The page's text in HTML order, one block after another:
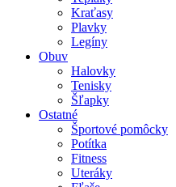
Kraťasy
Plavky
Legíny
Obuv
Halovky
Tenisky
Šľapky
Ostatné
Športové pomôcky
Potítka
Fitness
Uteráky